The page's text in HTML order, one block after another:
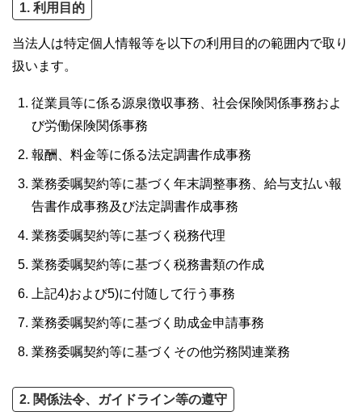
1. 利用目的
当法人は特定個人情報等を以下の利用目的の範囲内で取り
扱います。
従業員等に係る源泉徴収事務、社会保険関係事務およ
び労働保険関係事務
報酬、料金等に係る法定調書作成事務
業務委嘱契約等に基づく年末調整事務、給与支払い報
告書作成事務及び法定調書作成事務
業務委嘱契約等に基づく税務代理
業務委嘱契約等に基づく税務書類の作成
上記4)および5)に付随して行う事務
業務委嘱契約等に基づく助成金申請事務
業務委嘱契約等に基づくその他労務関連業務
2. 関係法令、ガイドライン等の遵守